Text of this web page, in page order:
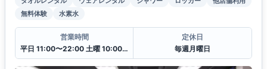
無料体験
水素水
営業時間
平日 11:00〜22:00 土曜 10:00〜20:00 日・祝 10:00〜18:00
定休日
毎週月曜日